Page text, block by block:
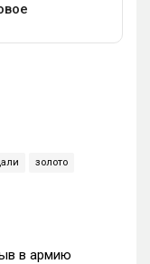
золото
в армию